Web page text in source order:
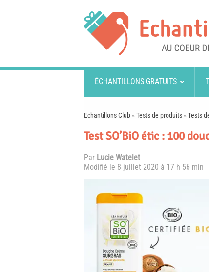
ÉCHANTILLONS GRATUITS
Echantillons Club »Tests de produits »Tests
Test SO’BiO étic : 100
Par Lucie Watelet
Modifié le 8 juillet 2020 à 17 h 56 min